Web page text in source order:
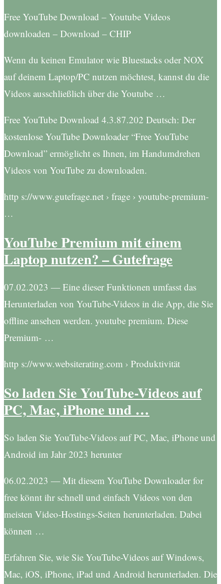
Free YouTube Download – Youtube Videos
downloaden – Download – CHIP
Wenn du keinen Emulator wie Bluestacks oder NOX
auf deinem Laptop/PC nutzen möchtest, kannst du die
Videos ausschließlich über die Youtube …
Free YouTube Download 4.3.87.202 Deutsch: Der
kostenlose YouTube Downloader “Free YouTube
Download” ermöglicht es Ihnen, im Handumdrehen
Videos von YouTube zu downloaden.
http s://www.gutefrage.net › frage › youtube-premium-
…
YouTube Premium mit einem
Laptop nutzen? – Gutefrage
07.02.2023 — Eine dieser Funktionen umfasst das
Herunterladen von YouTube-Videos in die App, die Sie
offline ansehen werden. youtube premium. Diese
Premium- …
http s://www.websiterating.com › Produktivität
So laden Sie YouTube-Videos auf
PC, Mac, iPhone und …
So laden Sie YouTube-Videos auf PC, Mac, iPhone und
Android im Jahr 2023 herunter
06.02.2023 — Mit diesem YouTube Downloader for
free könnt ihr schnell und einfach Videos von den
meisten Video-Hostings-Seiten herunterladen. Dabei
können …
Erfahren Sie, wie Sie YouTube-Videos auf Windows,
Mac, iOS, iPhone, iPad und Android herunterladen. Die